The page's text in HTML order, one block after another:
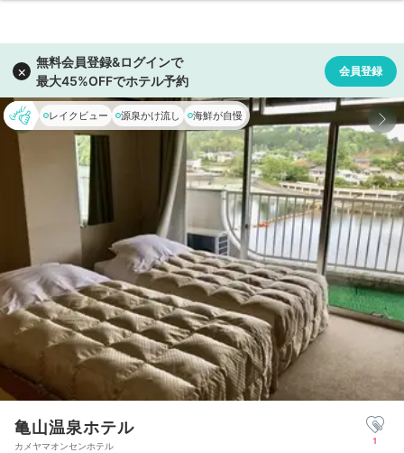
レイクビュー 源泉かけ流し 海鮮が自慢
亀山温泉ホテル
カメヤマオンセンホテル 1